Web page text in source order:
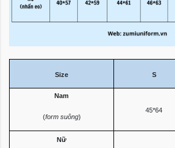
Size S
Nam
45*64
(form suông)
Nữ